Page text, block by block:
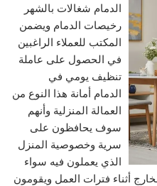
الدمام شغالات بالشهر
رخيصات الدمام ويضمن
المكتب للعملاء الراغبين
في الحصول على عاملة
تنظيف يومي في
الدمام أمانة هذا النوع من
العمالة المنزلية وأنهم
سوف يحافظون على
سرية وخصوصية المنزل
الذي يعملون فيه سواء
أثناء فترات العمل ويقومون